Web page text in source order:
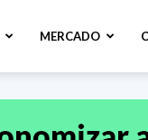
MERCADO